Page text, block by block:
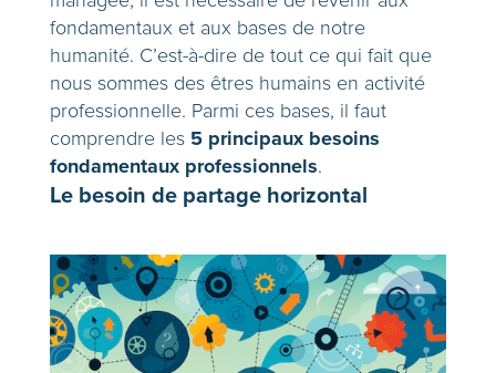
fondamentaux et aux bases de notre
humanité. C’est-à-dire de tout ce qui fait que
nous sommes des êtres humains en activité
professionnelle. Parmi ces bases, il faut
comprendre les 5 principaux besoins
fondamentaux professionnels.
Le besoin de partage horizontal